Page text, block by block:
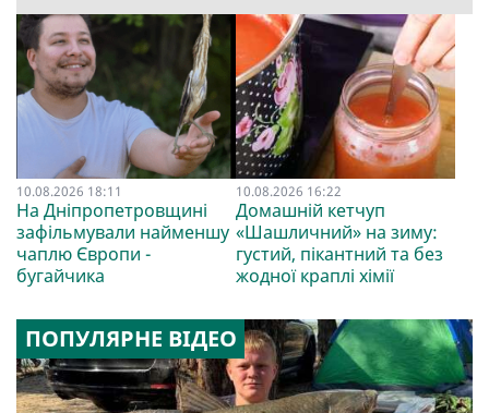
10.08.2026 18:11
На Дніпропетровщині
зафільмували найменшу
чаплю Європи -
бугайчика
10.08.2026 16:22
Домашній кетчуп
«Шашличний» на зиму:
густий, пікантний та без
жодної краплі хімії
ПОПУЛЯРНЕ ВІДЕО